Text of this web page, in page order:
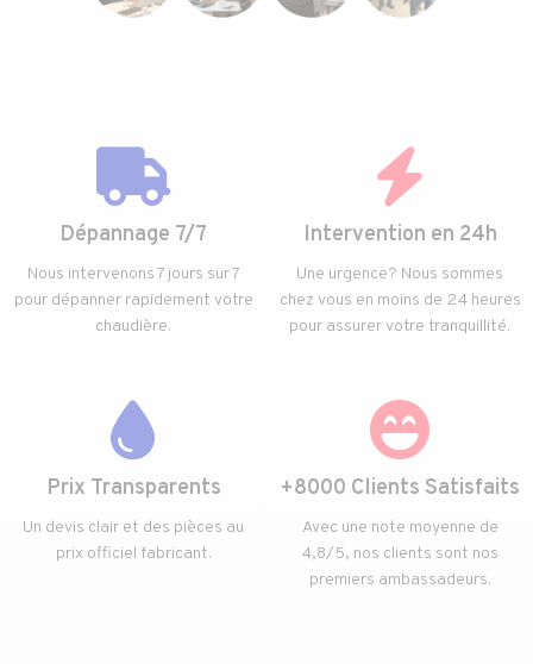
Dépannage 7/7
Nous intervenons 7 jours sur 7
pour dépanner rapidement votre
chaudière.
Intervention en 24h
Une urgence? Nous sommes
chez vous en moins de 24 heures
pour assurer votre tranquillité.
Prix Transparents
Un devis clair et des pièces au
prix officiel fabricant.
+8000 Clients Satisfaits
Avec une note moyenne de
4,8/5, nos clients sont nos
premiers ambassadeurs.